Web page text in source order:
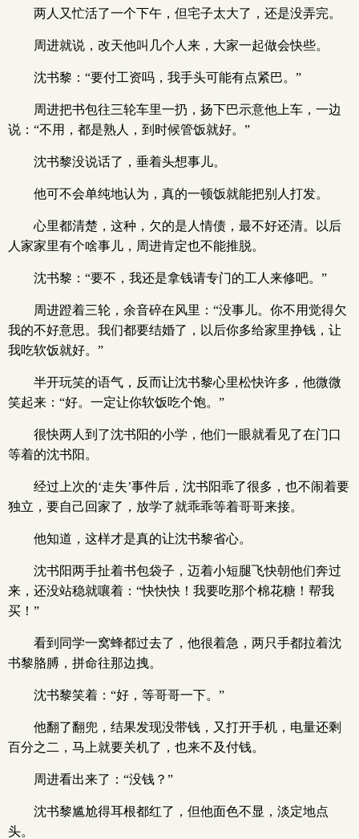
两人又忙活了一个下午，但宅子太大了，还是没弄完。
周进就说，改天他叫几个人来，大家一起做会快些。
沈书黎：“要付工资吗，我手头可能有点紧巴。”
周进把书包往三轮车里一扔，扬下巴示意他上车，一边
说：“不用，都是熟人，到时候管饭就好。”
沈书黎没说话了，垂着头想事儿。
他可不会单纯地认为，真的一顿饭就能把别人打发。
心里都清楚，这种，欠的是人情债，最不好还清。以后
人家家里有个啥事儿，周进肯定也不能推脱。
沈书黎：“要不，我还是拿钱请专门的工人来修吧。”
周进蹬着三轮，余音碎在风里：“没事儿。你不用觉得欠
我的不好意思。我们都要结婚了，以后你多给家里挣钱，让
我吃软饭就好。”
半开玩笑的语气，反而让沈书黎心里松快许多，他微微
笑起来：“好。一定让你软饭吃个饱。”
很快两人到了沈书阳的小学，他们一眼就看见了在门口
等着的沈书阳。
经过上次的‘走失’事件后，沈书阳乖了很多，也不闹着要
独立，要自己回家了，放学了就乖乖等着哥哥来接。
他知道，这样才是真的让沈书黎省心。
沈书阳两手扯着书包袋子，迈着小短腿飞快朝他们奔过
来，还没站稳就嚷着：“快快快！我要吃那个棉花糖！帮我
买！”
看到同学一窝蜂都过去了，他很着急，两只手都拉着沈
书黎胳膊，拼命往那边拽。
沈书黎笑着：“好，等哥哥一下。”
他翻了翻兜，结果发现没带钱，又打开手机，电量还剩
百分之二，马上就要关机了，也来不及付钱。
周进看出来了：“没钱？”
沈书黎尴尬得耳根都红了，但他面色不显，淡定地点
头。